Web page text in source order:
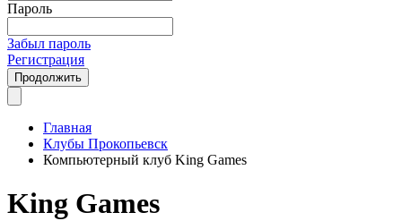
Пароль
Забыл пароль
Регистрация
Продолжить
Главная
Клубы Прокопьевск
Компьютерный клуб King Games
King Games